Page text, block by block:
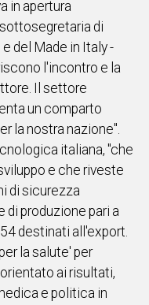
in apertura
di
del Made in Italy -
l'incontro e la
Il settore
un comparto
la nostra nazione".
italiana, "che
e che riveste
di sicurezza
di produzione pari a
destinati all'export.
la salute' per
ai risultati,
e politica in